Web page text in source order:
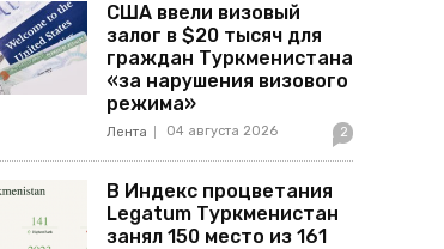
США ввели визовый
залог в $20 тысяч для
граждан Туркменистана
«за нарушения визового
режима»
Лента 04 августа 2026 2
В Индекс процветания
Legatum Туркменистан
занял 150 место из 161